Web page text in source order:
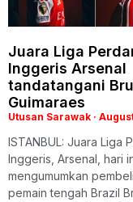
Juara Liga
Inggeris Arsenal
tandatangani
Guimaraes
Utusan Sarawak
ISTANBUL: Juara Liga
Inggeris, Arsenal, hari
mengumumkan
pemain tengah Brazil